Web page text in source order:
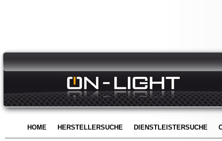
HOME HERSTELLERSUCHE DIENSTLEISTERSUCHE